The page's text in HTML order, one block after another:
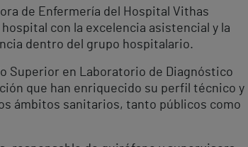
de Enfermería del Hospital Vithas
con la excelencia asistencial y la
dentro del grupo hospitalario.
Superior en Laboratorio de Diagnóstico
que han enriquecido su perfil técnico y
ámbitos sanitarios, tanto públicos como